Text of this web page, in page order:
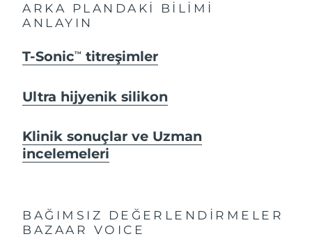
ARKA PLANDAKİ BİLİMİ
ANLAYIN
T-SonicTM titreşimler
Ultra hijyenik silikon
Klinik sonuçlar ve Uzman
incelemeleri
BAĞIMSIZ DEĞERLENDİRMELER
BAZAAR VOICE